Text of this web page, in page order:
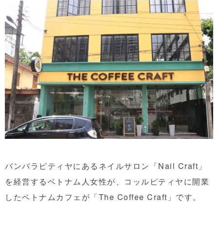
バンバラピティヤにあるネイルサロン「Nail Craft」
を経営するベトナム人女性が、コッルピティヤに開業
したベトナムカフェが「The Coffee Craft」です。